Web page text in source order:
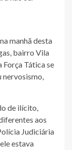
manhã desta
bairro Vila
Força Tática se
nervosismo,
de ilícito,
aos
Judiciária
estava